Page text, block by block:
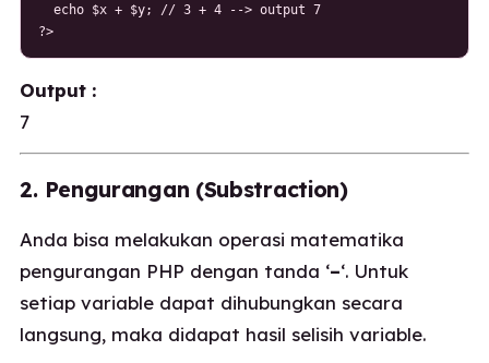
  echo $x + $y; // 3 + 4 --> output 7
?>
Output :
7
2. Pengurangan (Substraction)
Anda bisa melakukan operasi matematika
pengurangan PHP dengan tanda ‘–‘. Untuk
setiap variable dapat dihubungkan secara
langsung, maka didapat hasil selisih variable.